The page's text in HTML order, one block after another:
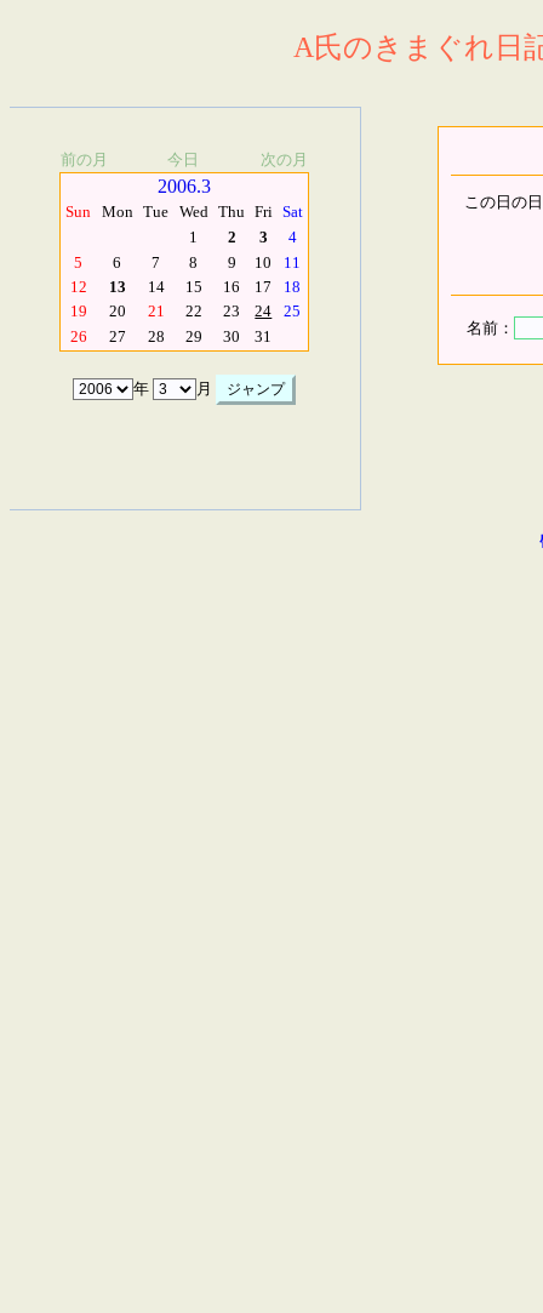
A氏のきまぐれ日
前の月 今日 次の月
2006.3
Sun Mon Tue Wed Thu Fri Sat
1
2 3
4
5
6 7 8 9 10
11
12
13 14 15 16 17
18
19
20 21 22 23 24
25
26
27 28 29 30 31
年 月
この日の
名前：